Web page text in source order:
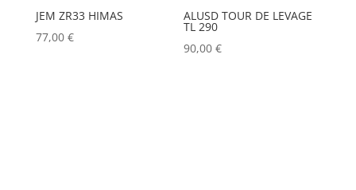
JEM ZR33 HIMAS
77,00 €
ALUSD TOUR DE LEVAGE
TL 290
90,00€